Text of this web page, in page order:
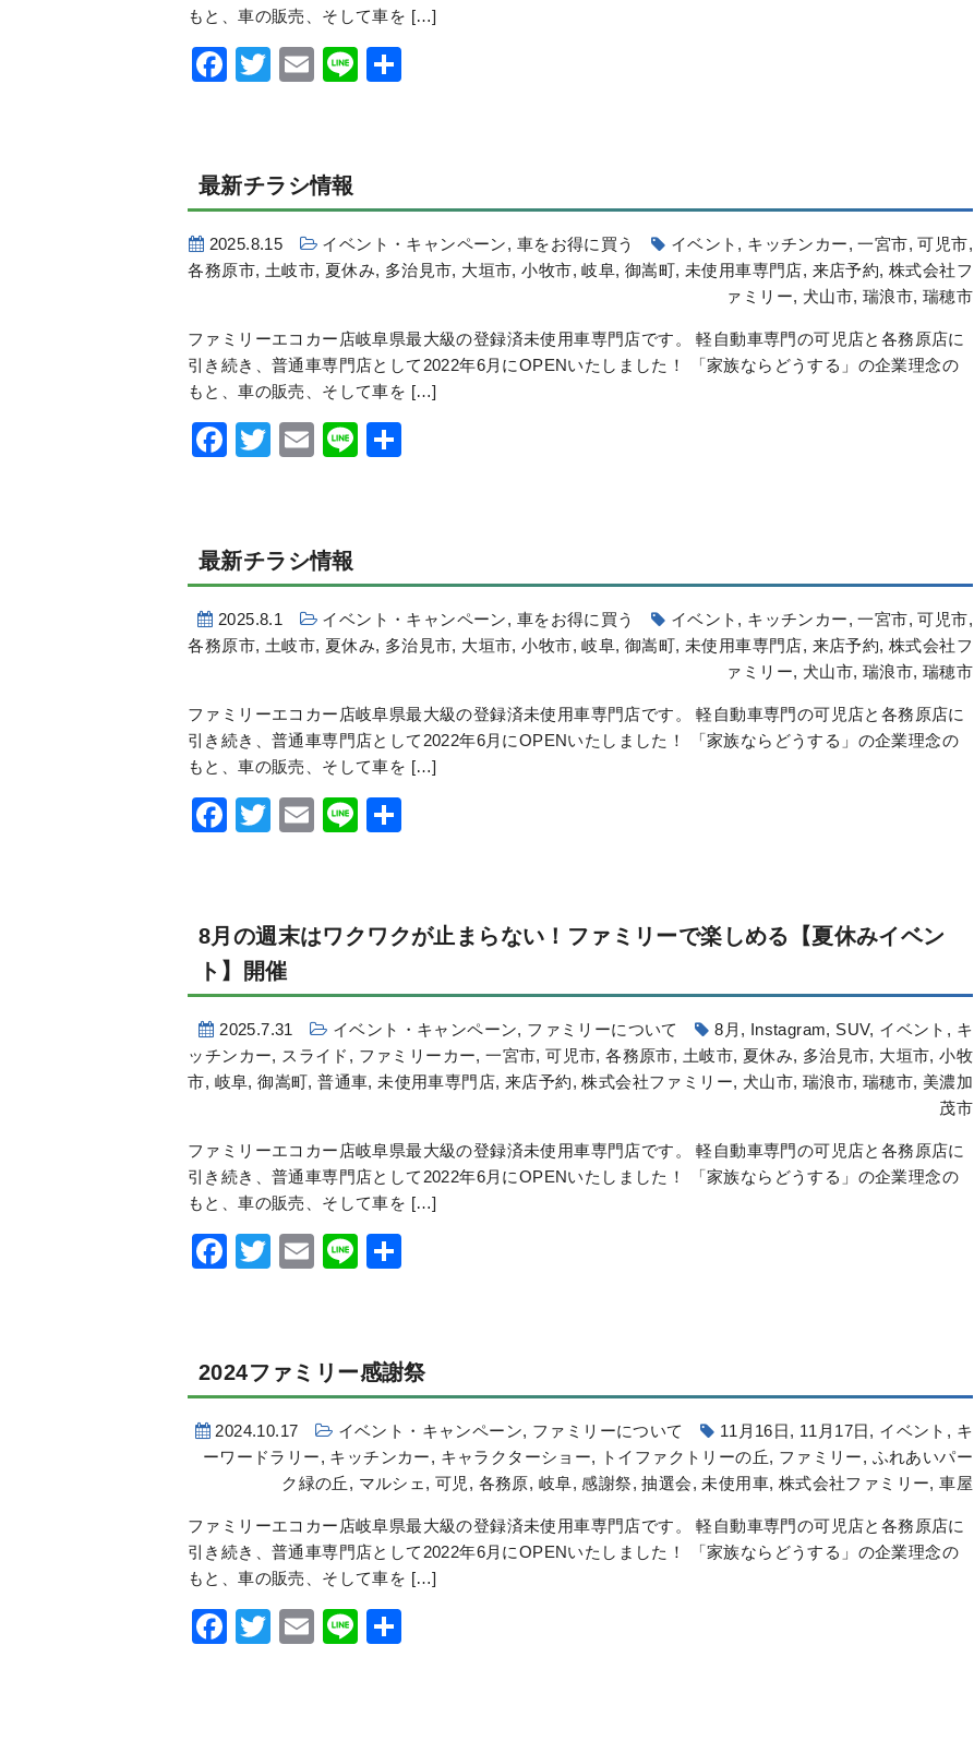
もと、車の販売、そして車を […]
Facebook
Twitter
Email
Line
最新チラシ情報
2025.8.15 イベント・キャンペーン, 車をお得に買う イベント , キッチンカー,一宮市,可児市,
各務原市, 土岐市, 夏休み, 多治見市, 大垣市,小牧市,岐阜, 御嵩町, 未使用車専門店, 来店予約, 株式会社フ
ァミリー, 犬山市, 瑞浪市, 瑞穂市
ファミリーエコカー店岐阜県最大級の登録済未使用車専門店です。 軽自動車専門の可児店と各務原店に
引き続き、普通車専門店として2022年6月にOPENいたしました！ 「家族ならどうする」の企業理念の
もと、車の販売、そして車を […]
Facebook
Twitter
Email
Line
最新チラシ情報
2025.8.1 イベント・キャンペーン, 車をお得に買う イベント , キッチンカー,一宮市,可児市,
各務原市, 土岐市, 夏休み, 多治見市, 大垣市,小牧市,岐阜, 御嵩町, 未使用車専門店, 来店予約, 株式会社フ
ァミリー, 犬山市, 瑞浪市, 瑞穂市
ファミリーエコカー店岐阜県最大級の登録済未使用車専門店です。 軽自動車専門の可児店と各務原店に
引き続き、普通車専門店として2022年6月にOPENいたしました！ 「家族ならどうする」の企業理念の
もと、車の販売、そして車を […]
Facebook
Twitter
Email
Line
8月の週末はワクワクが止まらない！ファミリーで楽しめる【夏休みイベン
ト】開催
2025.7.31 イベント・キャンペーン, ファミリーについて 8月 , Instagram, SUV, イベント , キ
ッチンカー, スライド , ファミリーカー,一宮市,可児市,各務原市, 土岐市, 夏休み, 多治見市, 大垣市,小牧
市, 岐阜,御嵩町,普通車,未使用車専門店, 来店予約,株式会社ファミリー, 犬山市, 瑞浪市, 瑞穂市, 美濃加
茂市
ファミリーエコカー店岐阜県最大級の登録済未使用車専門店です。 軽自動車専門の可児店と各務原店に
引き続き、普通車専門店として2022年6月にOPENいたしました！ 「家族ならどうする」の企業理念の
もと、車の販売、そして車を […]
Facebook
Twitter
Email
Line
2024ファミリー感謝祭
2024.10.17 イベント・キャンペーン, ファミリーについて 11月16日, 11月17日, イベント , キ
ーワードラリー, キッチンカー, キャラクターショー, トイファクトリーの丘, ファミリー, ふれあいパー
ク緑の丘, マルシェ ,可児 , 各務原, 岐阜,感謝祭,抽選会,未使用車, 株式会社ファミリー,車屋
ファミリーエコカー店岐阜県最大級の登録済未使用車専門店です。 軽自動車専門の可児店と各務原店に
引き続き、普通車専門店として2022年6月にOPENいたしました！ 「家族ならどうする」の企業理念の
もと、車の販売、そして車を […]
Facebook
Twitter
Email
Line